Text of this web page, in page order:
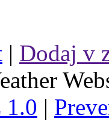
| Dodaj v
|